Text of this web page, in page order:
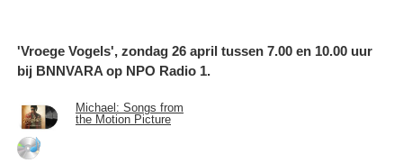
'Vroege Vogels', zondag 26 april tussen 7.00 en 10.00 uur
bij BNNVARA op NPO Radio 1.
Michael: Songs from
the Motion Picture